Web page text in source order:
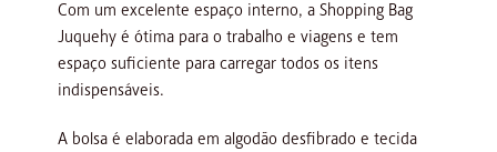
Com um excelente espaço interno, a Shopping Bag
Juquehy é ótima para o trabalho e viagens e tem
espaço suficiente para carregar todos os itens
indispensáveis.
A bolsa é elaborada em algodão desfibrado e tecida